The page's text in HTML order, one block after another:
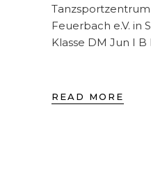
Feuerbach e.V. in
Klasse DM Jun I B
READ MORE